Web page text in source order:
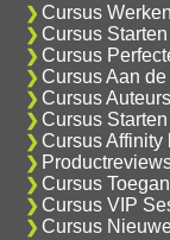
Cursus
Cursus
Cursus
Cursus Aan
Cursus
Cursus
Cursus Affinity
Cursus
Cursus VIP
Cursus